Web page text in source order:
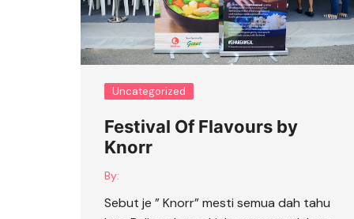
Uncategorized
Festival Of Flavours by
Knorr
By:
Sebut je ” Knorr” mesti semua dah tahu